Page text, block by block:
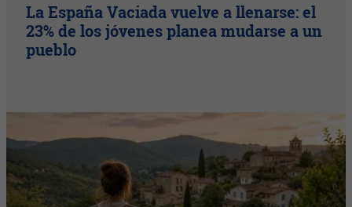
La España Vaciada vuelve a llenarse: el
23% de los jóvenes planea mudarse a un
pueblo